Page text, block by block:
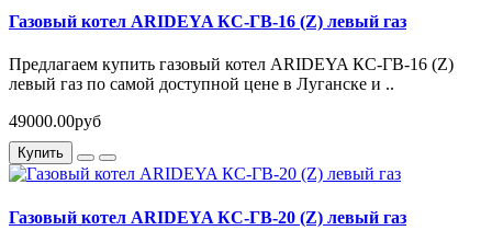
Газовый котел ARIDEYA КС-ГВ-16 (Z) левый газ
Предлагаем купить газовый котел ARIDEYA КС-ГВ-16 (Z)
левый газ по самой доступной цене в Луганске и ..
49000.00руб
Купить
Газовый котел ARIDEYA КС-ГВ-20 (Z) левый газ